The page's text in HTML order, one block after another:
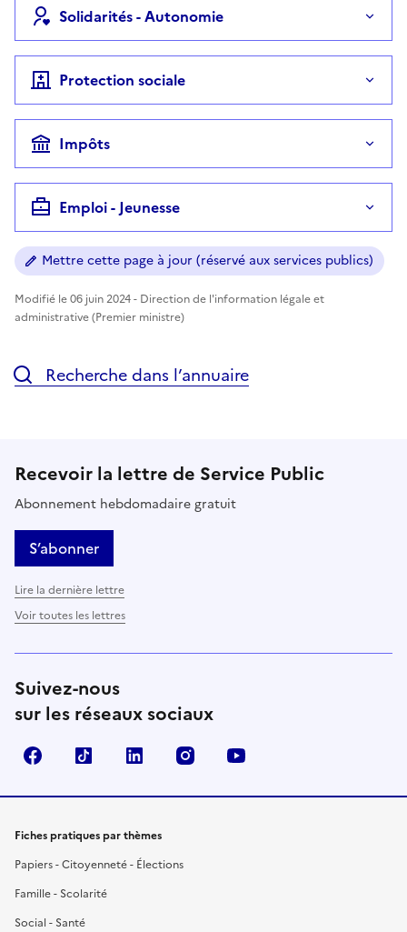
Solidarités - Autonomie
Protection sociale
Impôts
Emploi - Jeunesse
Mettre cette page à jour (réservé aux services publics)
Modifié le 06 juin 2024 - Direction de l'information légale et
administrative (Premier ministre)
Recherche dans l’annuaire
Recevoir la lettre de Service Public
Abonnement hebdomadaire gratuit
S’abonner
Lire la dernière lettre
Voir toutes les lettres
Suivez-nous
sur les réseaux sociaux
FacebookTikTok LinkedIn Instagram
Fiches pratiques par thèmes
Papiers - Citoyenneté - Élections
Famille - Scolarité
Social - Santé